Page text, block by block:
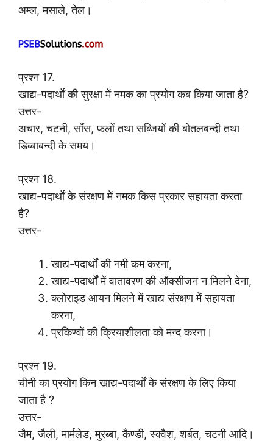
अम्ल, मसाले, तेल।
प्रश्न 17.
खाद्य-पदार्थों की सुरक्षा में नमक का प्रयोग कब किया जाता है?
उत्तर-
अचार, चटनी, साँस, फलों तथा सब्जियों की बोतलबन्दी तथा
डिब्बाबन्दी के समय।
प्रश्न 18.
खाद्य-पदार्थों के संरक्षण में नमक किस प्रकार सहायता करता
है?
उत्तर-
खाद्य-पदार्थों की नमी कम करना,
खाद्य-पदार्थों में वातावरण की ऑक्सीजन न मिलने देना,
क्लोराइड आयन मिलने में खाद्य संरक्षण में सहायता
करना,
प्रकिण्वों की क्रियाशीलता को मन्द करना।
प्रश्न 19.
चीनी का प्रयोग किन खाद्य-पदार्थों के संरक्षण के लिए किया
जाता है ?
उत्तर-
जैम, जैली, मार्मलेड, मुरब्बा, कैण्डी, स्क्वैश, शर्बत, चटनी आदि।